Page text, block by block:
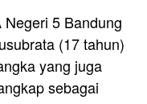
5 Bandung
(17 tahun)
yang juga
sebagai